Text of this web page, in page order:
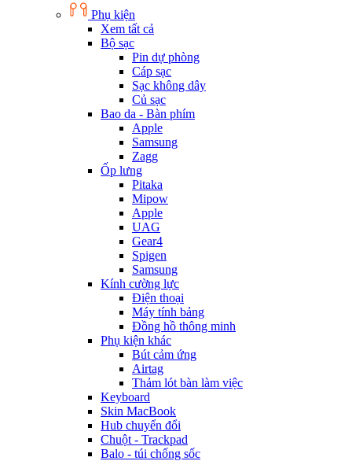
Phụ kiện
Xem tất cả
Bộ sạc
Pin dự phòng
Cáp sạc
Sạc không dây
Củ sạc
Bao da - Bàn phím
Apple
Samsung
Zagg
Ốp lưng
Pitaka
Mipow
Apple
UAG
Gear4
Spigen
Samsung
Kính cường lực
Điện thoại
Máy tính bảng
Đồng hồ thông minh
Phụ kiện khác
Bút cảm ứng
Airtag
Thảm lót bàn làm việc
Keyboard
Skin MacBook
Hub chuyển đổi
Chuột - Trackpad
Balo - túi chống sốc